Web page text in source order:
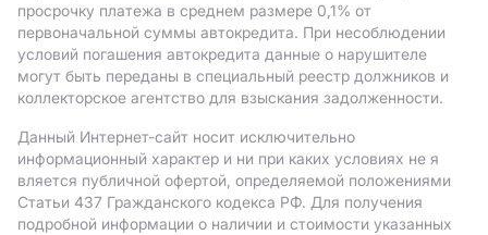
просрочку платежа в среднем размере 0,1% от
первоначальной суммы автокредита. При несоблюдении
условий погашения автокредита данные о нарушителе
могут быть переданы в специальный реестр должников и
коллекторское агентство для взыскания задолженности.
Данный Интернет-сайт носит исключительно
информационный характер и ни при каких условиях не я
вляется публичной офертой, определяемой положениями
Статьи 437 Гражданского кодекса РФ. Для получения
подробной информации о наличии и стоимости указанных